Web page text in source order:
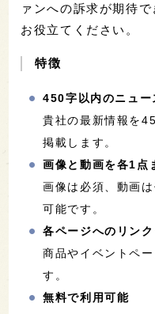
ァンへの訴求が期待
お役立てください。
特徴
450字以内のニュー
貴社の最新情報を
掲載します。
画像と動画を各1点
画像は必須、動画
可能です。
各ページへのリン
商品やイベントペ
す。
無料で利用可能